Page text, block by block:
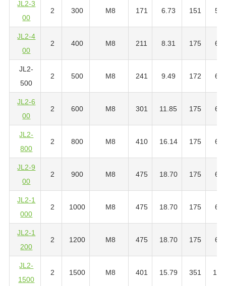
JL2-3
00
2 300 M8 171 6.73 151
JL2-4
00
2 400 M8 211 8.31 175
JL2-
500
2 500 M8 241 9.49 172
JL2-6
00
2 600 M8 301 11.85 175
JL2-
800
2 800 M8 410 16.14 175
JL2-9
00
2 900 M8 475 18.70 175
JL2-1
000
2 1000 M8 475 18.70 175
JL2-1
200
2 1200 M8 475 18.70 175
JL2-
1500
2 1500 M8 401 15.79 351